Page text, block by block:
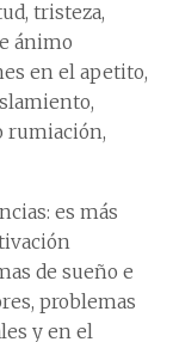
tristeza,
ánimo
en el apetito,
rumiación,
es más
de sueño e
problemas
y en el